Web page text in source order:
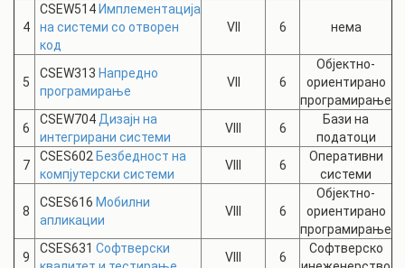
4
CSEW514 Имплементација
на системи со отворен
код
VII 6 нема
5
CSEW313 Напредно
програмирање
VII 6
Објектно-
ориентирано
програмирање
6
CSEW704 Дизајн на
интегрирани системи
VIII 6
Бази на
податоци
7
CSES602 Безбедност на
компјутерски системи
VIII 6
Оперативни
системи
8
CSES616 Мобилни
апликации
VIII 6
Објектно-
ориентирано
програмирање
9
CSES631 Софтверски
VIII 6
Софтверско